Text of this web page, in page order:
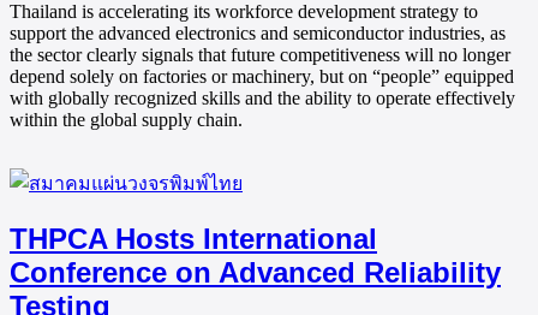
Thailand is accelerating its workforce development strategy to
support the advanced electronics and semiconductor industries, as
the sector clearly signals that future competitiveness will no longer
depend solely on factories or machinery, but on “people” equipped
with globally recognized skills and the ability to operate effectively
within the global supply chain.
THPCA Hosts International
Conference on Advanced Reliability
Testing